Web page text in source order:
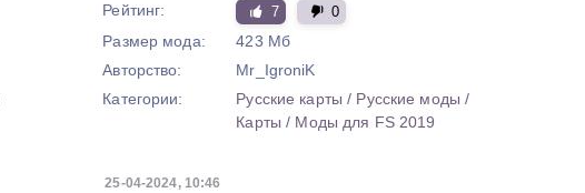
Рейтинг: 7 0
Размер мода:
423 Мб
Авторство:
Mr_IgroniK
Категории:
Русские карты/ Русские моды /
Карты / Моды для FS 2019
25-04-2024, 10:46